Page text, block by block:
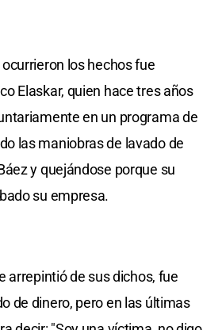
los hechos fue
Elaskar, quien hace tres años
en un programa de
las maniobras de lavado de
y quejándose porque su
su empresa.
arrepintió de sus dichos, fue
de dinero, pero en las últimas